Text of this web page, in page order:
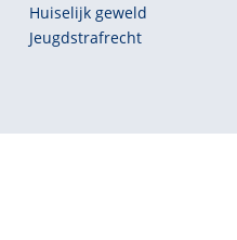
Huiselijk geweld
Jeugdstrafrecht